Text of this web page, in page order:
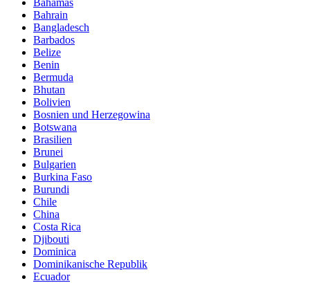
Bahamas
Bahrain
Bangladesch
Barbados
Belize
Benin
Bermuda
Bhutan
Bolivien
Bosnien und Herzegowina
Botswana
Brasilien
Brunei
Bulgarien
Burkina Faso
Burundi
Chile
China
Costa Rica
Djibouti
Dominica
Dominikanische Republik
Ecuador